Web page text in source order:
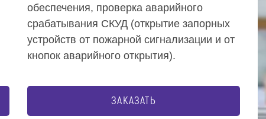
обеспечения, проверка аварийного
срабатывания СКУД (открытие запорных
устройств от пожарной сигнализации и от
кнопок аварийного открытия).
ЗАКАЗАТЬ